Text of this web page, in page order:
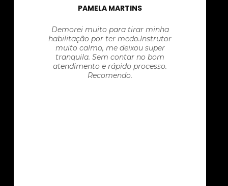
PAMELA MARTINS
Demorei muito para tirar minha
habilitação por ter medo.Instrutor
muito calmo, me deixou super
tranquila. Sem contar no bom
atendimento e rápido processo.
Recomendo.